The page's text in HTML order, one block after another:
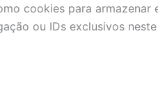
cookies para
ou IDs exclusivos